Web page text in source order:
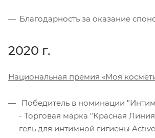
Благодарность за оказание
2020 г.
Национальная премия «Моя
Победитель в номинации
- Торговая марка "Красная
гель для интимной гигиены